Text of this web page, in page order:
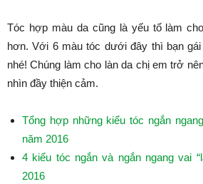
Tóc hợp màu da cũng là yếu tố làm
hơn. Với 6 màu tóc dưới đây thì bạn
nhé! Chúng làm cho làn da chị em trở
nhìn đầy thiện cảm.
Tổng hợp những kiểu tóc ngắn
năm 2016
4 kiểu tóc ngắn và ngắn ngang vai
2016